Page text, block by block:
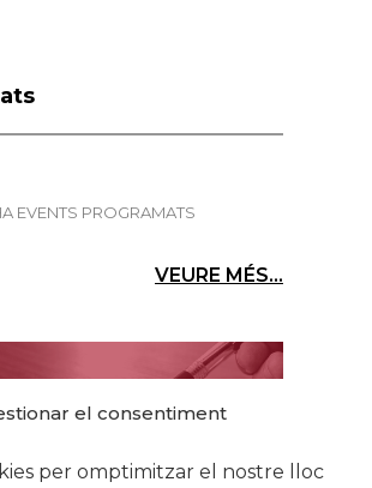
el consentiment
per omptimitzar el nostre lloc
EVENTS PROGRAMATS
VEURE MÉS...